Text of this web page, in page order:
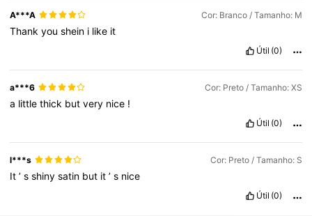
A***A Cor: Branco / Tamanho: M
Thankyoushein i like it
Útil (0)
a***6 Cor: Preto / Tamanho: XS
a littlethick butvery nice !
Útil (0)
l***s Cor: Preto / Tamanho: S
It’sshinysatin but it’s nice
Útil (0)